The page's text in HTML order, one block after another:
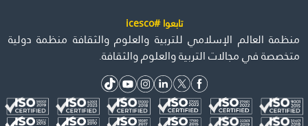
تابعوا #icesco
منظمة العالم الإسلامي للتربية والعلوم والثقافة منظمة دولية
متخصصة في مجالات التربية والعلوم والثقافة.